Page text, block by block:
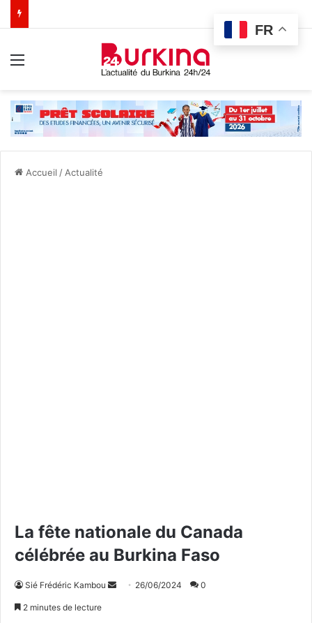
Accueil / Actualité
La fête nationale du Canada
célébrée au Burkina Faso
Sié Frédéric Kambou 26/06/2024 0
2 minutes de lecture
FR